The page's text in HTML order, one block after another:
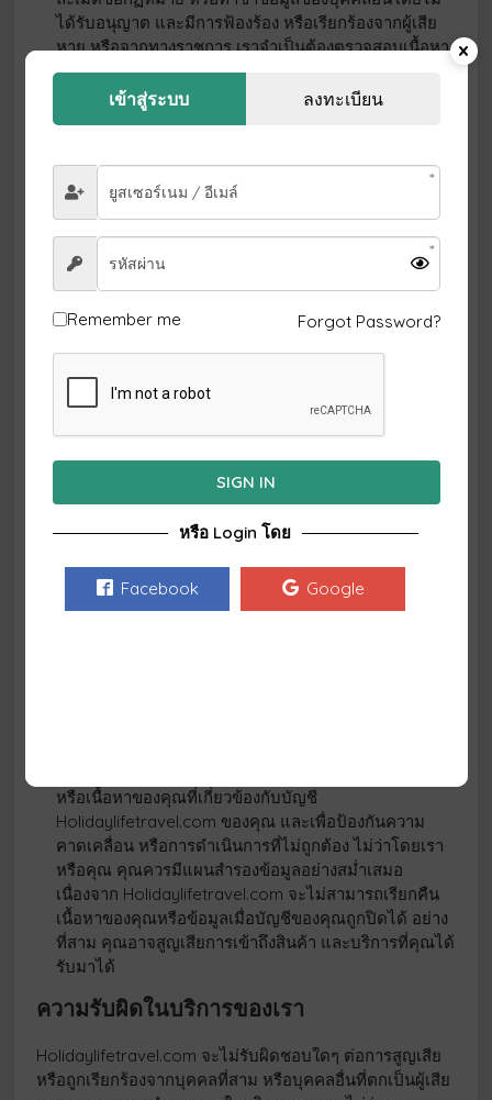
ได้รับอนุญาต และมีการฟ้องร้อง หรือเรียกร้องจากผู้เสีย
หาย หรือจากทางราชการ เราจำเป็นต้องตรวจสอบเนื้อหา
ข้อมูลของคุณ ให้ความร่วมมือกับผู้เสียหาย รวมถึงเปิดเผย
ช่องทางการติดต่อ หรือข้อมูลส่วนตัวของคุณให้กับผู้เสีย
หาย เพื่อใช้ในการดำเนินคดีตามกฏหมาย หรือเพื่อป้องกัน
และคุณยินยอมที่จะให้เรานำข้อมูลที่คุณสร้างขึ้น หรือเผย
แพร่ผ่านทางบริการของเราไปใช้ในการประชาสัมพันธ์
การท่องเที่ยวโดยไม่มีค่าใช้จ่าย และคุณยินยอมให้เรานำ
ข้อมูลต่างๆ ไปวิเคราะห์พัฒนาระบบ ปรับปรุงผลิตภัณฑ์
โลก โดยคุณยินยอมที่จะไม่เรียกร้องค่าตอบแทนไม่ว่า
ทางใด หรือกรณีใดก็ตาม
เราอาจตรวจสอบเนื้อหาข้อมูลของคุณ ข้อมูลที่คุณสร้าง
ขึ้นมาในบริการของเรา แต่เราไม่มีหน้าที่ต้องตรวจเนื้อหา
ข้อมูลของคุณ เราอาจเปิดเผยข้อมูลบางส่วนเพื่อปฏิบัติ
ตามหน้าที่และตามกฏหมาย หรือเพื่อปกป้องบริการของ
เรา หรือลูกค้าของเรา โดยอาศัยดุลพินิจของเราแต่เพียงผู้
หรือปฏิเสธการลบเนื้อหาข้อมูลไม่ว่าจะเป็นบางส่วน หรือ
ทั้งหมดที่ไม่เหมาะสม หรือไม่ถูกต้อง
หากบัญชี Holidaylifetravel.com ของคุณถูกปิด ไม่ว่า
หรือเนื้อหาของคุณที่เกี่ยวข้องกับบัญชี
Holidaylifetravel.com ของคุณ และเพื่อป้องกันความ
คาดเคลื่อน หรือการดำเนินการที่ไม่ถูกต้อง ไม่ว่าโดยเรา
หรือคุณ คุณควรมีแผนสำรองข้อมูลอย่างสม่ำเสมอ
เนื่องจาก Holidaylifetravel.com จะไม่สามารถเรียกคืน
เนื้อหาของคุณหรือข้อมูลเมื่อบัญชีของคุณถูกปิดได้ อย่าง
ที่สาม คุณอาจสูญเสียการเข้าถึงสินค้า และบริการที่คุณได้
รับมาได้
ความรับผิดในบริการของเรา
Holidaylifetravel.com จะไม่รับผิดชอบใดๆ ต่อการสูญเสีย
หรือถูกเรียกร้องจากบุคคลที่สาม หรือบุคคลอื่นที่ตกเป็นผู้เสีย
เข้าสู่ระบบ ลงทะเบียน
Remember me Forgot Password?
SIGN IN
หรือ Login โดย
Facebook Google